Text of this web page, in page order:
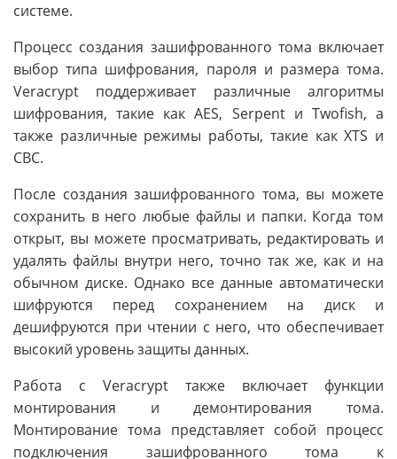
системе.
Процесс создания зашифрованного тома включает
выбор типа шифрования, пароля и размера тома.
Veracrypt поддерживает различные алгоритмы
шифрования, такие как AES, Serpent и Twofish, а
также различные режимы работы, такие как XTS и
CBC.
После создания зашифрованного тома, вы можете
сохранить в него любые файлы и папки. Когда том
открыт, вы можете просматривать, редактировать и
удалять файлы внутри него, точно так же, как и на
обычном диске. Однако все данные автоматически
шифруются перед сохранением на диск и
дешифруются при чтении с него, что обеспечивает
высокий уровень защиты данных.
Работа с Veracrypt также включает функции
монтирования и демонтирования тома.
Монтирование тома представляет собой процесс
подключения зашифрованного тома к